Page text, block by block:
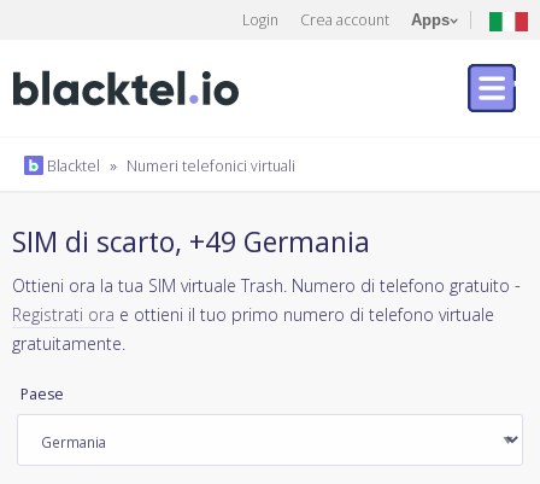
Login Crea account Apps
Blacktel » Numeri telefonici virtuali
SIM di scarto, +49 Germania
Ottieni ora la tua SIM virtuale Trash. Numero di telefono gratuito -
Registrati ora e ottieni il tuo primo numero di telefono virtuale
gratuitamente.
Paese